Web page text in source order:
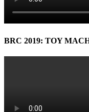
BRC 2019: TOY